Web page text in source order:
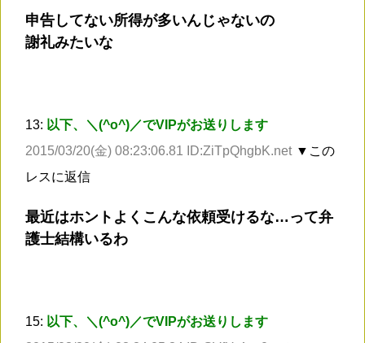
申告してない所得が多いんじゃないの
謝礼みたいな
13: 以下、＼(^o^)／でVIPがお送りします
2015/03/20(金) 08:23:06.81 ID:ZiTpQhgbK.net ▼この
レスに返信
最近はホントよくこんな依頼受けるな…って弁
護士結構いるわ
15: 以下、＼(^o^)／でVIPがお送りします